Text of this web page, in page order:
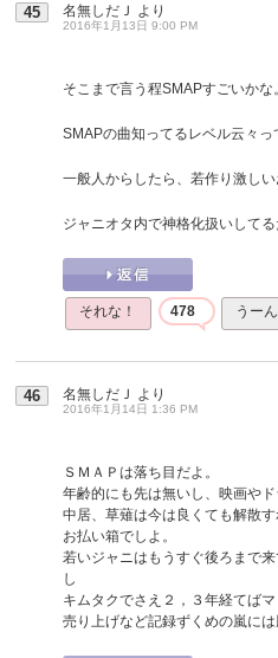
45 名無しだＪ より
2016年1月13日 9:00 PM
そこまで言う程SMAPすごいかな
SMAPの曲知ってるレベル云々っ
一般人からしたら、若作り激しい
ジャニオタ内で神格化扱いしてる
それな！ 478 うー
46 名無しだＪ より
2016年1月14日 1:36 PM
ＳＭＡＰは落ち目だよ。
年齢的にも先は無いし、映画やド
中居、草薙は今は良くても解散
お払い箱でしよ。
若いジャニはもうすぐ後ろまで
し
キムタクでさえ２，３年経てばマ
売り上げなど記録ずくめの嵐には